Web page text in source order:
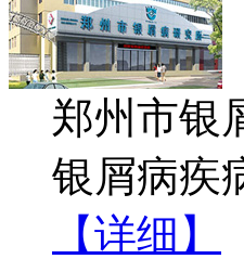
郑州市银
银屑病疾
【详细】